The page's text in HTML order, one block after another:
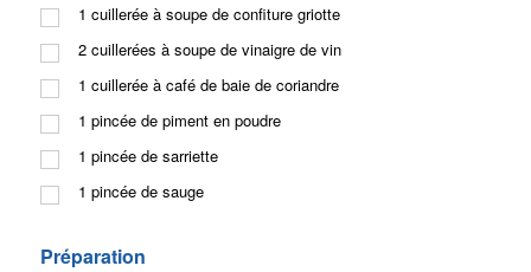
1 cuillerée à soupe de confiture griotte
2 cuillerées à soupe de vinaigre de vin
1 cuillerée à café de baie de coriandre
1 pincée de piment en poudre
1 pincée de sarriette
1 pincée de sauge
Préparation